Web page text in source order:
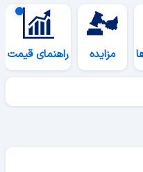
مزایده راهنمای قیمت